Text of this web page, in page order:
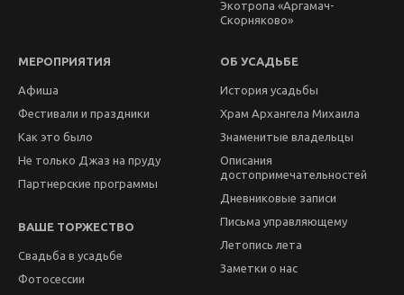
Экотропа «Аргамач-
Скорняково»
МЕРОПРИЯТИЯ
Афиша
Фестивали и праздники
Как это было
Не только Джаз на пруду
Партнерские программы
ВАШЕ ТОРЖЕСТВО
Свадьба в усадьбе
Фотосессии
ОБ УСАДЬБЕ
История усадьбы
Храм Архангела Михаила
Знаменитые владельцы
Описания
достопримечательностей
Дневниковые записи
Письма управляющему
Летопись лета
Заметки о нас